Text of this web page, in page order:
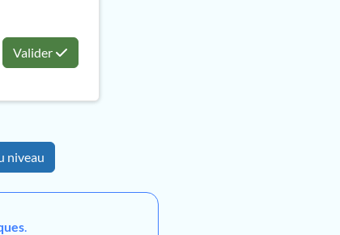
Valider
niveau
.